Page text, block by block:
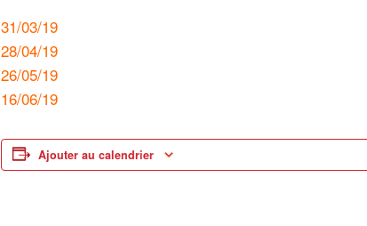
31/03/19
28/04/19
26/05/19
16/06/19
Ajouter au calendrier